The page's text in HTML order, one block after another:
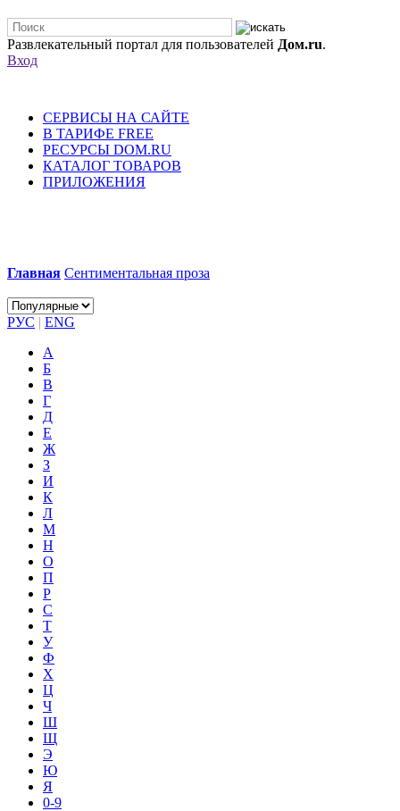
Развлекательный портал для пользователей Дом.ru.
Вход
СЕРВИСЫ НА САЙТЕ
В ТАРИФЕ FREE
РЕСУРСЫ DOM.RU
КАТАЛОГ ТОВАРОВ
ПРИЛОЖЕНИЯ
Главная Сентиментальная проза
РУС | ENG
А
Б
В
Г
Д
Е
Ж
З
И
К
Л
М
Н
О
П
Р
С
Т
У
Ф
Х
Ц
Ч
Ш
Щ
Э
Ю
Я
0-9